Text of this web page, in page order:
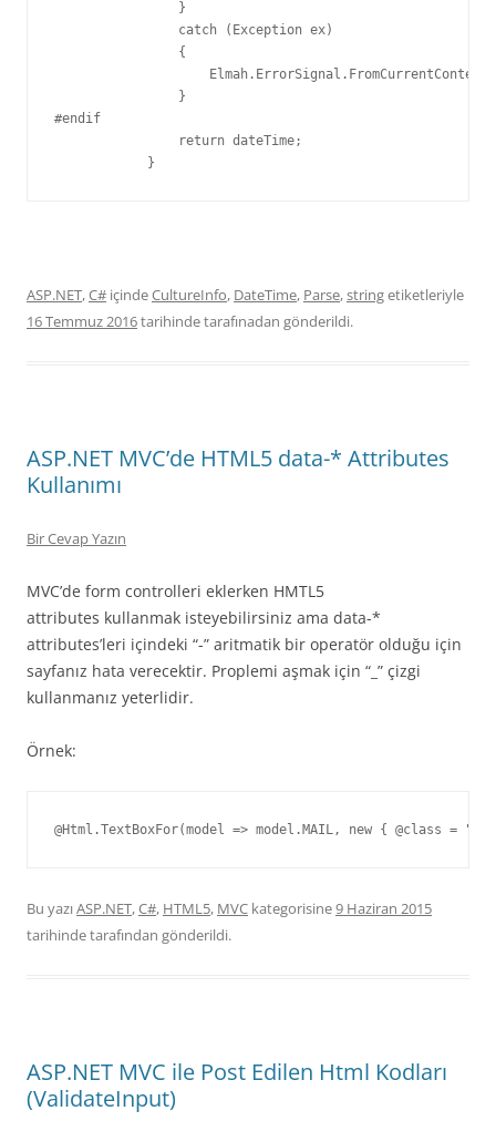
                }
                catch (Exception ex)
                {
                }
#endif
                return dateTime;
            }
ASP.NET,C# içindeCultureInfo, DateTime, Parse,stringetiketleriyle
16 Temmuz 2016tarihindetarafınadan gönderildi.
ASP.NET MVC’de HTML5 data-* Attributes
Kullanımı
Bir Cevap Yazın
MVC’de form controlleri eklerken HMTL5
attributes kullanmak isteyebilirsiniz ama data-*
attributes’leri içindeki “-” aritmatik bir operatör olduğu için
sayfanız hata verecektir. Proplemi aşmak için “_” çizgi
kullanmanız yeterlidir.
Örnek:
@Html.TextBoxFor(model => model.MAIL, new { @class =
Bu yazıASP.NET,C#, HTML5, MVC kategorisine9 Haziran 2015
tarihindetarafından gönderildi.
ASP.NET MVC ile Post Edilen Html Kodları
(ValidateInput)